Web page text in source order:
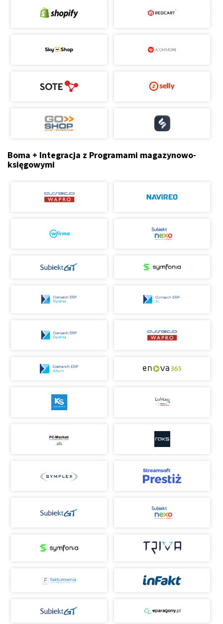
Boma + Integracja z Programami magazynowo-
księgowymi